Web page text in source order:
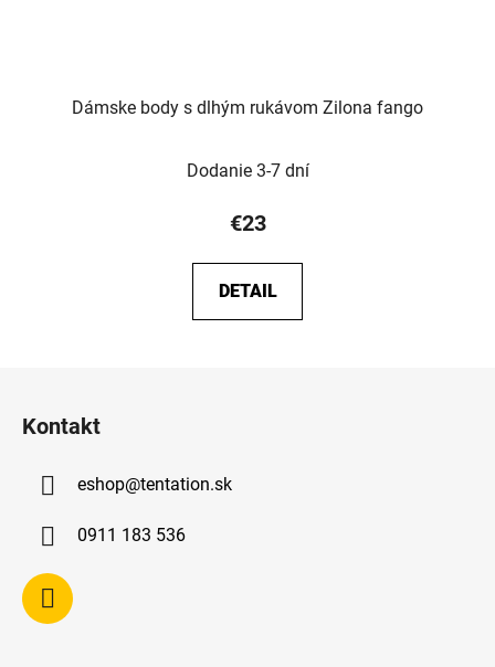
Dámske body s dlhým rukávom Zilona fango
Dodanie 3-7 dní
€23
DETAIL
Kontakt
eshop@tentation.sk
0911 183 536